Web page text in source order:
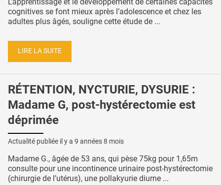
cognitives se font mieux après l’adolescence et chez les
adultes plus âgés, souligne cette étude de ...
LIRE LA SUITE
RÉTENTION, NYCTURIE, DYSURIE :
Madame G, post-hystérectomie est
déprimée
Actualité publiée il y a 9 années 8 mois
Madame G., âgée de 53 ans, qui pèse 75kg pour 1,65m
consulte pour une incontinence urinaire post-hystérectomie
(chirurgie de l’utérus), une pollakyurie diurne ...